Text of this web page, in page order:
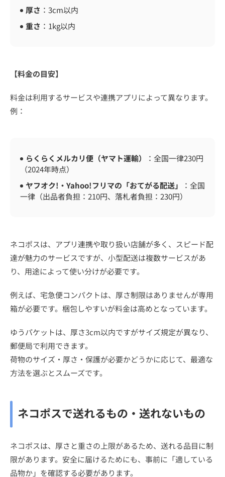
厚さ ：3cm以内
重さ ：1kg以内
【料金の目安】
料金は利用するサービスや連携アプリによって異なります。
例：
らくらくメルカリ便（ヤマト運輸）
：全国一律230円
（2024年時点）
ヤフオク!・Yahoo!フリマの「おてがる配送」
：全国
一律（出品者負担：210円、落札者負担：230円）
ネコポスは、アプリ連携や取り扱い店舗が多く、スピード配
達が魅力のサービスですが、小型配送は複数サービスがあ
り、用途によって使い分けが必要です。
例えば、宅急便コンパクトは、厚さ制限はありませんが専用
箱が必要です。梱包しやすいが料金は高めとなっています。
ゆうパケットは、厚さ3cm以内ですがサイズ規定が異なり、
郵便局で利用できます。
荷物のサイズ・厚さ・保護が必要かどうかに応じて、最適な
方法を選ぶとスムーズです。
ネコポスで送れるもの・送れないもの
ネコポスは、厚さと重さの上限があるため、送れる品目に制
限があります。安全に届けるためにも、事前に「適している
品物か」を確認する必要があります。